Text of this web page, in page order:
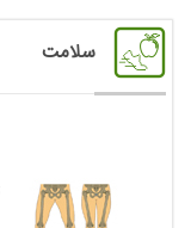
سلامت